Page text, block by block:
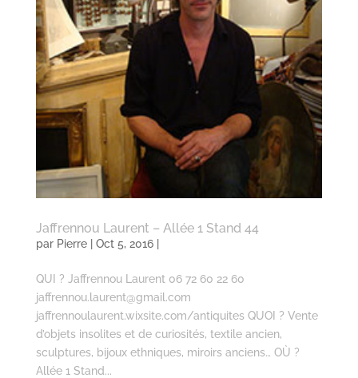
Jaffrennou Laurent – Allée 1 Stand 44
par Pierre| Oct 5, 2016 |
QUI ? Jaffrennou Laurent 06 72 60 22 60
jaffrennou.laurent@gmail.com
jaffrennoulaurent.wixsite.com/antiquites QUOI ? Vente
d’objets insolites et de curiosités, textile ancien,
sculptures, bijoux ethniques, miroirs anciens… OÙ ?
Allée 1 Stand...